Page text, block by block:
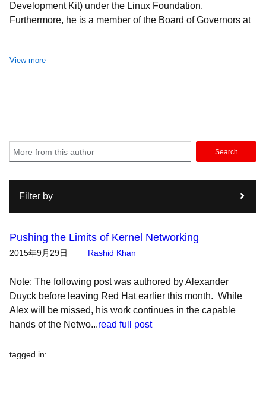
Development Kit) under the Linux Foundation.
Furthermore, he is a member of the Board of Governors at
source technologies and their applications across various
View more
Search
Filter by
Pushing the Limits of Kernel Networking
2015年9月29日 Rashid Khan
Note: The following post was authored by Alexander
Duyck before leaving Red Hat earlier this month. While
Alex will be missed, his work continues in the capable
hands of the Netwo...read full post
tagged in: